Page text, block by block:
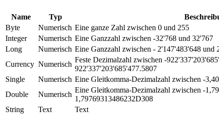
Name Typ
Byte
Numerisch Eine ganze Zahl zwischen 0 und 255
Integer
Numerisch Eine Ganzzahl zwischen -32'768 und 32'767
Long
Numerisch Eine Ganzzahl zwischen - 2'147'483'648 und
Currency Numerisch
Feste Dezimalzahl zwischen -
922'337'203'685'477.5807
Single
Numerisch Eine Gleitkomma-Dezimalzahl zwischen -
Double
Numerisch
Eine Gleitkomma-Dezimalzahl zwischen -
1,79769313486232D308
String
Text
Text